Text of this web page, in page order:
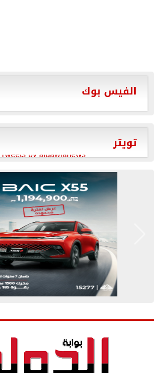
الفيس بوك
تويتر
Tweets by aldawlanews